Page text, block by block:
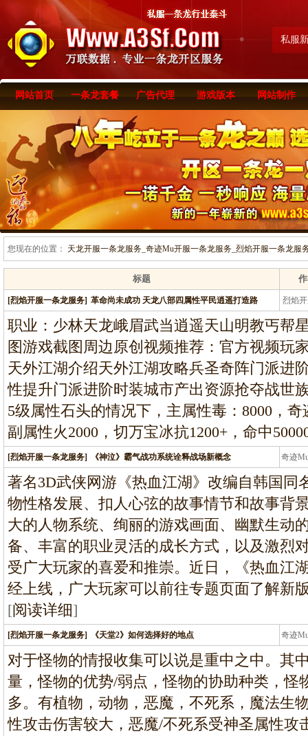
私服
网站首页 一条龙套餐 广告代理 游戏版本 网站制作
您现在的位置： 天龙开服一条龙服务_奇迹Mu开服一条龙服务_烈焰开服一条龙服
标题
[烈焰开服一条龙服务] 革命尚未成功 天龙八部四属性平民逍遥打造路 烈焰
龙
职业：少林天龙峨眉武当逍遥天山明教丐帮
图游戏截图周边原创视频推荐：官方视频玩
天外江湖介绍天外江湖攻略兵圣奇阵门派进
性提升门派进阶时装城市产出资源抢夺战世
5级属性石头的情况下，主属性毒：8000，
副属性火2000，切万宝冰抗1200+，命中
[烈焰开服一条龙服务] 《神泣》霸气战功系统诠释战场新概念 奇迹
条
著名3D武侠网游《热血江湖》改编自韩国同
物性格发展、扣人心弦的故事情节和故事背
大的人物系统、绚丽的游戏画面、幽默生动
备、丰富的职业灵活的成长方式，以及激烈
受广大玩家的喜爱和推崇。近日，《热血江
经上线，广大玩家可以前往专题页面了解新
[阅读详细]
[烈焰开服一条龙服务] 《天堂2》如何选择好的地点 奇迹
条
对于怪物的情报收集可以说是重中之中。其
量，怪物的优势/弱点，怪物的协助种类，怪
多。有植物，动物，恶魔，不死系，魔法生
性攻击伤害较大，恶魔/不死系受神圣属性攻